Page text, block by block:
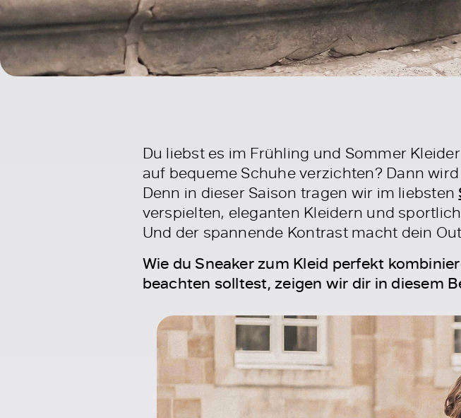
Du liebst es im Frühling und Sommer
auf bequeme Schuhe verzichten? Dann
Denn in dieser Saison tragen wir im liebsten
verspielten, eleganten Kleidern und
Und der spannende Kontrast macht dein
Wie du Sneaker zum Kleid perfekt
beachten solltest, zeigen wir dir in diesem